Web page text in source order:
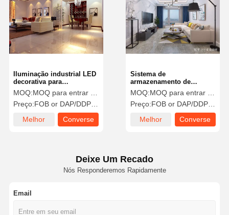
Iluminação industrial LED
decorativa para
equipamentos
fotovoltaicos 5W-30W
MOQ:MOQ para entrar em contato com vendas
Preço:FOB or DAP/DDP to contact sales
Melhor
Converse
Sistema de
armazenamento de
energia Lâmpadas de
decoração de luz
ambiental LED
MOQ:MOQ para entrar em contato com vendas
Preço:FOB or DAP/DDP to contact sales
Melhor
Converse
Deixe Um Recado
Nós Responderemos Rapidamente
Email